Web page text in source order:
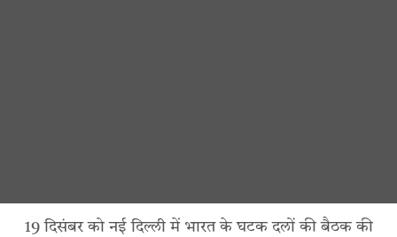
19 दिसंबर को नई दिल्ली में भारत के घटक दलों की बैठक की